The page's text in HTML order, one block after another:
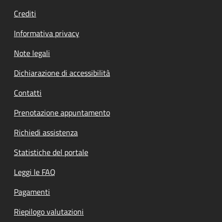
Crediti
Informativa privacy
Note legali
Dichiarazione di accessibilità
Contatti
Prenotazione appuntamento
Richiedi assistenza
Statistiche del portale
Leggi le FAQ
Pagamenti
Riepilogo valutazioni